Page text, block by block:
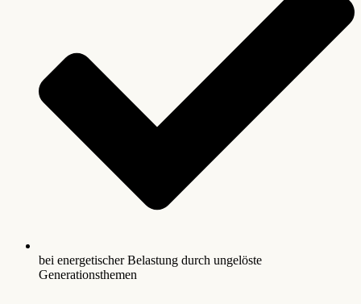
bei energetischer Belastung durch ungelöste
Generationsthemen